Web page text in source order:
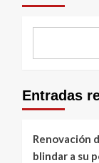
Entradas
Renovación
blindar a su